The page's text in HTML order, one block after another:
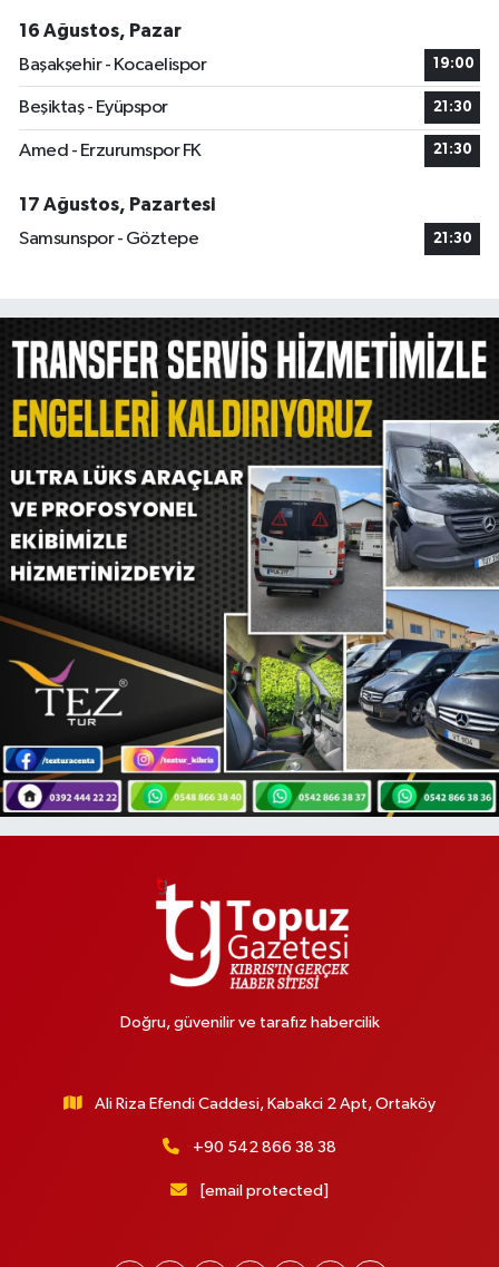
16 Ağustos, Pazar
Başakşehir - Kocaelispor
19:00
Beşiktaş - Eyüpspor 21:30
Amed - Erzurumspor FK 21:30
17 Ağustos, Pazartesi
Samsunspor - Göztepe
21:30
Doğru, güvenilir ve tarafız habercilik
Ali Riza Efendi Caddesi, Kabakci 2 Apt, Ortaköy
+90 542 866 38 38
[email protected]